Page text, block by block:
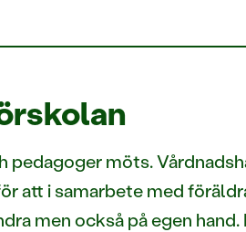
pedagoger möts.
att i samarbete med
men också på egen